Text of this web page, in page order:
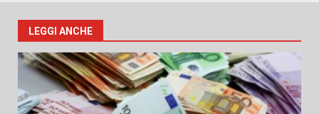
LEGGI ANCHE